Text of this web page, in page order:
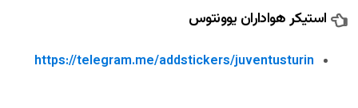
استیکر هواداران یوونتوس
https://telegram.me/addstickers/juventusturin